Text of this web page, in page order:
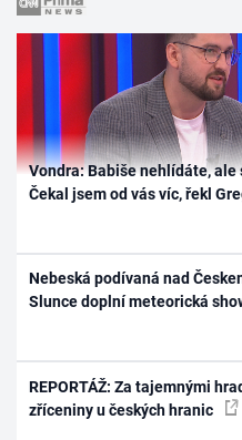
Vondra: Babiše nehlídáte,
Čekal jsem od vás víc, řekl
Nebeská podívaná nad
Slunce doplní meteorická
REPORTÁŽ: Za tajemnými
zříceniny u českých hranic